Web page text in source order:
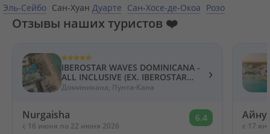
Эль-Сейбо Сан-Хуан Дуарте Сан-Хосе-де-Окоа Розо
Отзывы наших туристов ❤️
IBEROSTAR WAVES DOMINICANA -
ALL INCLUSIVE (EX. IBEROSTAR
DOMINICANA) 5*
Доминикана, Пунта-Кана
›
Nurgaisha
c 16 июня по 22 июня 2026
6.4
c 17